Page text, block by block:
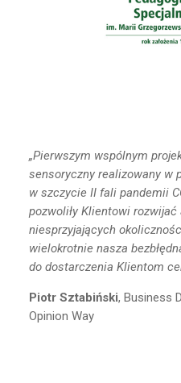
„Pierwszym wspólnym
sensoryczny realizowany w
w szczycie II fali pandemii
pozwoliły Klientowi
niesprzyjających
wielokrotnie nasza
do dostarczenia Klientom
Piotr Sztabiński, Business
Opinion Way